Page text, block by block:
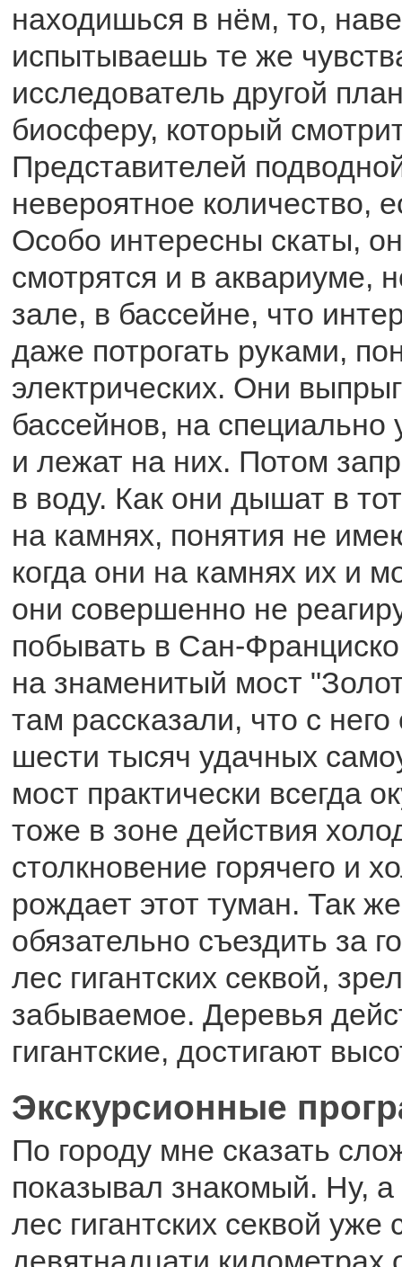
находишься в нём, то,
испытываешь те же
исследователь другой
биосферу, который
Представителей
невероятное количество,
Особо интересны скаты,
смотрятся и в аквариуме,
зале, в бассейне, что
даже потрогать руками,
электрических. Они
бассейнов, на
и лежат на них. Потом
в воду. Как они дышат в
на камнях, понятия не
когда они на камнях их и
они совершенно не
побывать в Сан-
на знаменитый мост
там рассказали, что с
шести тысяч удачных
мост практически всегда
тоже в зоне действия
столкновение горячего и
рождает этот туман. Так
обязательно съездить за
лес гигантских секвой,
забываемое. Деревья
гигантские, достигают
Экскурсионные
По городу мне сказать
показывал знакомый. Ну, а
лес гигантских секвой уже